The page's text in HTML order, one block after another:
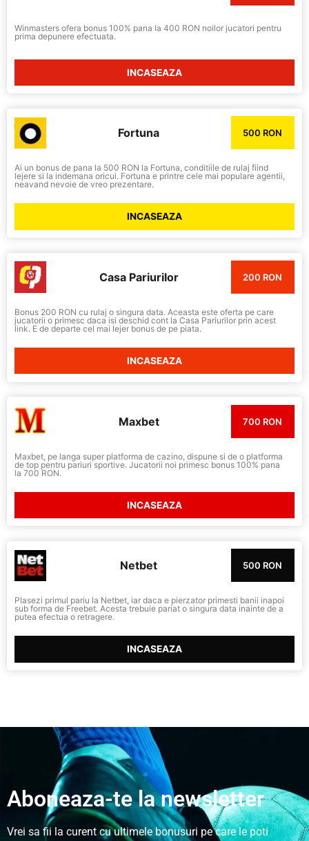
Winmasters ofera bonus 100% pana la 400 RON noilor jucatori pentru
prima depunere efectuata.
INCASEAZA
Fortuna 500 RON
Ai un bonus de pana la 500 RON la Fortuna, conditiile de rulaj fiind
lejere si la indemana oricui. Fortuna e printre cele mai populare agentii,
neavand nevoie de vreo prezentare.
INCASEAZA
Casa Pariurilor 200 RON
Bonus 200 RON cu rulaj o singura data. Aceasta este oferta pe care
jucatorii o primesc daca isi deschid cont la Casa Pariurilor prin acest
link. E de departe cel mai lejer bonus de pe piata.
INCASEAZA
Maxbet 700 RON
Maxbet, pe langa super platforma de cazino, dispune si de o platforma
de top pentru pariuri sportive. Jucatorii noi primesc bonus 100% pana
la 700 RON.
INCASEAZA
Netbet 500 RON
Plasezi primul pariu la Netbet, iar daca e pierzator primesti banii inapoi
sub forma de Freebet. Acesta trebuie pariat o singura data inainte de a
putea efectua o retragere.
INCASEAZA
Aboneaza-te la newsletter
Vrei sa fii la curent cu ultimele bonusuri pe care le poti